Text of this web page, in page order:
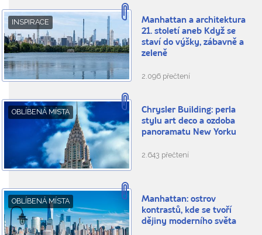
INSPIRACE
Manhattan a architektura
21. století aneb Když se
staví do výšky, zábavně a
zeleně
2.096 přečtení
OBLÍBENÁ MÍSTA
Chrysler Building: perla
stylu art deco a ozdoba
panoramatu New Yorku
2.643 přečtení
OBLÍBENÁ MÍSTA
Manhattan: ostrov
kontrastů, kde se tvoří
dějiny moderního světa